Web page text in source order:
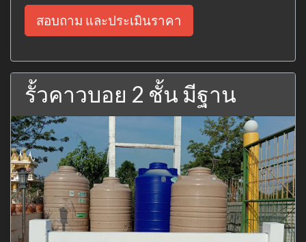
สอบถาม และประเมินราคา
รั้วคาวบอย 2 ชั้น มีฐาน